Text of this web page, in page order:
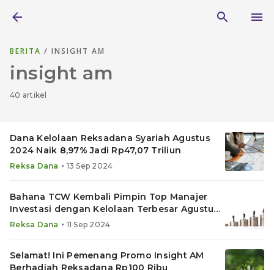
BERITA / INSIGHT AM
insight am
40 artikel
Dana Kelolaan Reksadana Syariah Agustus
2024 Naik 8,97% Jadi Rp47,07 Triliun
Reksa Dana • 13 Sep 2024
Bahana TCW Kembali Pimpin Top Manajer
Investasi dengan Kelolaan Terbesar Agustus
2024
Reksa Dana • 11 Sep 2024
Selamat! Ini Pemenang Promo Insight AM
Berhadiah Reksadana Rp100 Ribu